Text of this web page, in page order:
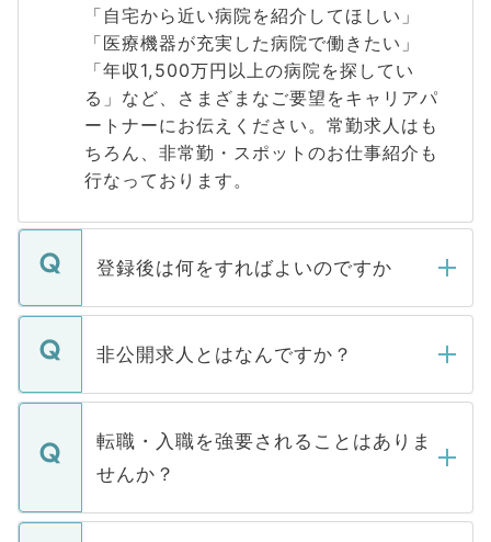
「自宅から近い病院を紹介してほしい」
「医療機器が充実した病院で働きたい」
「年収1,500万円以上の病院を探してい
る」など、さまざまなご要望をキャリアパ
ートナーにお伝えください。常勤求人はも
ちろん、非常勤・スポットのお仕事紹介も
行なっております。
登録後は何をすればよいのですか
ご登録いただきましたら、弊社担当者がご
登録内容を確認し、その後メールもしくは
ます。通常、5営業日以内にはご連絡をせて
いただきますので、しばらくお待ちくださ
い。
非公開求人とはなんですか？
マイナビDOCTORで取り扱っている求人の
うち約3割は、Webサイトからご覧いただ
けない「非公開求人」です。非公開求人は
下記の理由によって、一般には公開してい
ません。
転職・入職を強要されることはありま
せんか？
転職・入職を強要することは一切ありませ